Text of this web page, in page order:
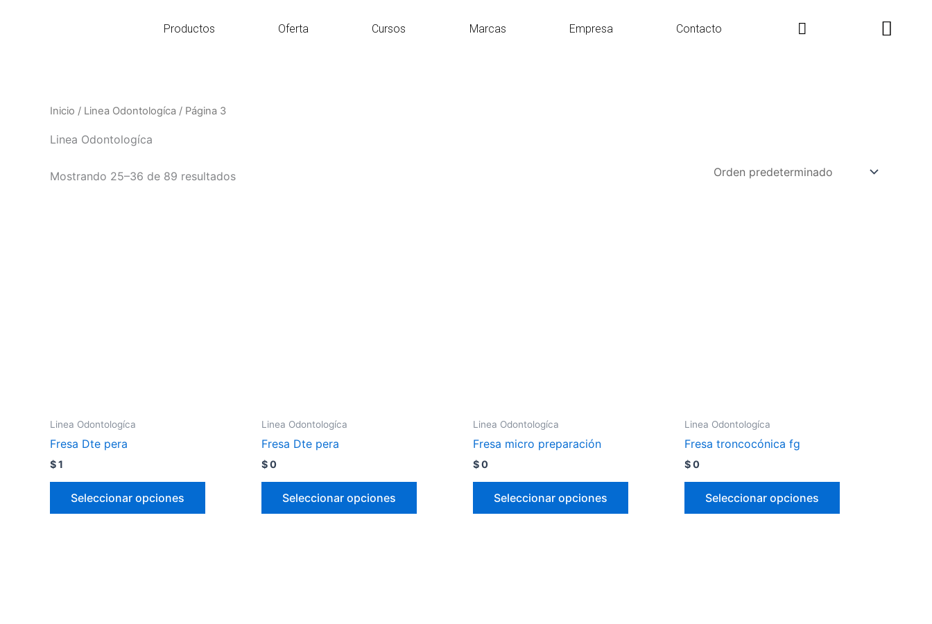
Productos Oferta Cursos Marcas Empresa Contacto Search
Inicio / Linea Odontologíca / Página 3
Linea Odontologíca
Mostrando 25–36 de 89 resultados
Linea Odontologíca
Fresa Dte pera
$1
Seleccionar opciones
Linea Odontologíca
Fresa Dte pera
$0
Seleccionar opciones
Linea Odontologíca
Fresa micro preparación
$0
Seleccionar opciones
Linea Odontologíca
Fresa troncocónica fg
$0
Seleccionar opciones